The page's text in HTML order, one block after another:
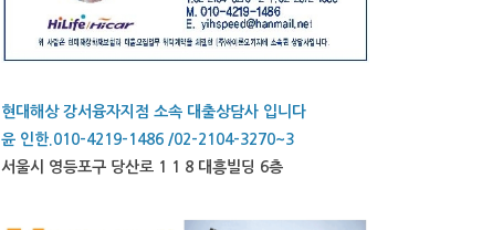
현대해상 강서융자지점 소속 대출상담사 입니다
윤 인한.010-4219-1486 /02-2104-3270~3
서울시 영등포구 당산로 1 1 8 대흥빌딩 6층